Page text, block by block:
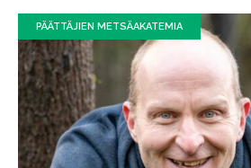
PÄÄTTÄJIEN METSÄAKATEMIA